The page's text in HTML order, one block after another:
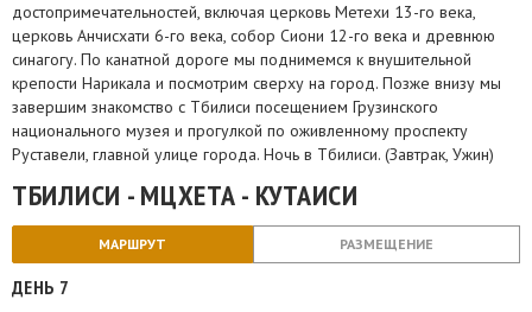
достопримечательностей, включая церковь Метехи 13-го века,
церковь Анчисхати 6-го века, собор Сиони 12-го века и древнюю
синагогу. По канатной дороге мы поднимемся к внушительной
крепости Нарикала и посмотрим сверху на город. Позже внизу мы
завершим знакомство с Тбилиси посещением Грузинского
национального музея и прогулкой по оживленному проспекту
Руставели, главной улице города. Ночь в Тбилиси. (Завтрак, Ужин)
ТБИЛИСИ - МЦХЕТА - КУТАИСИ
МАРШРУТ РАЗМЕЩЕНИЕ
ДЕНЬ 7